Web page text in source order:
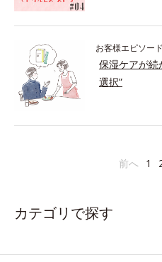
お客様エピソード
保湿ケアが続
選択”
前へ 1
カテゴリで探す